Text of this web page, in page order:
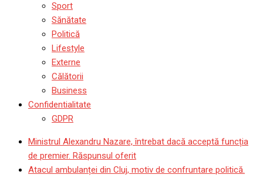
Sport
Sănătate
Politică
Lifestyle
Externe
Călătorii
Business
Confidentialitate
GDPR
Ministrul Alexandru Nazare, întrebat dacă acceptă funcția
de premier. Răspunsul oferit
Atacul ambulanței din Cluj, motiv de confruntare politică.